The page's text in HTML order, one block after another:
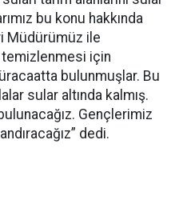
bu konu hakkında
Müdürümüz ile
için
bulunmuşlar. Bu
sular altında kalmış.
Gençlerimiz
dedi.